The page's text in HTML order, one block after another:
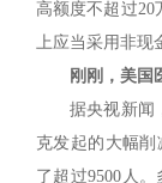
高额度不超过20
上应当采用非现
刚刚，美国
据央视新闻
克发起的大幅
了超过9500人